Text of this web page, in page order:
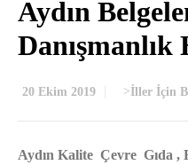
Aydın
20 Ekim 2019 >İller İçin
Aydın Kalite Çevre Gıda